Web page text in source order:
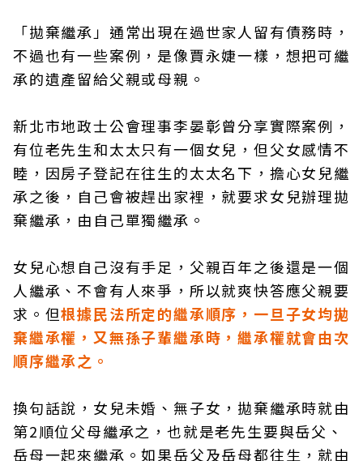
「拋棄繼承」通常出現在過世家人留有債務時，
不過也有一些案例，是像賈永婕一樣，想把可繼
承的遺產留給父親或母親。
新北市地政士公會理事李晏彰曾分享實際案例，
有位老先生和太太只有一個女兒，但父女感情不
睦，因房子登記在往生的太太名下，擔心女兒繼
承之後，自己會被趕出家裡，就要求女兒辦理拋
棄繼承，由自己單獨繼承。
女兒心想自己沒有手足，父親百年之後還是一個
人繼承、不會有人來爭，所以就爽快答應父親要
求。但根據民法所定的繼承順序，一旦子女均拋
棄繼承權，又無孫子輩繼承時，繼承權就會由次
順序繼承之。
換句話說，女兒未婚、無子女，拋棄繼承時就由
第2順位父母繼承之，也就是老先生要與岳父、
岳母一起來繼承。如果岳父及岳母都往生，就由